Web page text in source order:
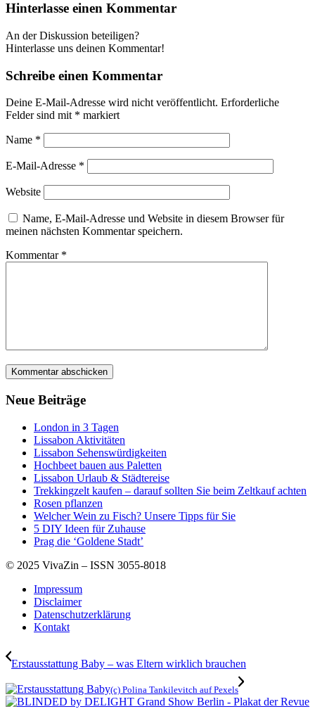
Hinterlasse einen Kommentar
An der Diskussion beteiligen?
Hinterlasse uns deinen Kommentar!
Schreibe einen Kommentar
Deine E-Mail-Adresse wird nicht veröffentlicht. Erforderliche
Felder sind mit * markiert
Name *
E-Mail-Adresse *
Website
Name, E-Mail-Adresse und Website in diesem Browser für
meinen nächsten Kommentar speichern.
Kommentar *
Neue Beiträge
London in 3 Tagen
Lissabon Aktivitäten
Lissabon Sehenswürdigkeiten
Hochbeet bauen aus Paletten
Lissabon Urlaub & Städtereise
Trekkingzelt kaufen – darauf sollten Sie beim Zeltkauf achten
Rosen pflanzen
Welcher Wein zu Fisch? Unsere Tipps für Sie
5 DIY Ideen für Zuhause
Prag die ‘Goldene Stadt’
© 2025 VivaZin – ISSN 3055-8018
Impressum
Disclaimer
Datenschutzerklärung
Kontakt
Erstausstattung Baby – was Eltern wirklich brauchen
(c) Polina Tankilevitch auf Pexels